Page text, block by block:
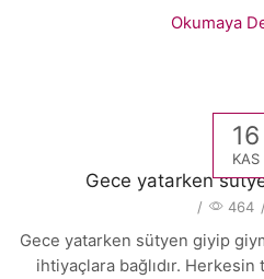
Okumaya
16
KAS
Gece yatarken
/ 464
Gece yatarken sütyen giyip
ihtiyaçlara bağlıdır.